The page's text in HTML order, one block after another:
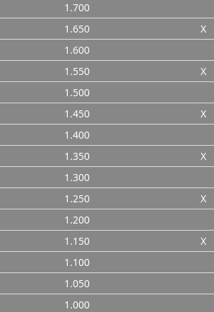
1.700
1.650
X
1.600
1.550
X
1.500
1.450
X
1.400
1.350
X
1.300
1.250
X
1.200
1.150
X
1.100
1.050
1.000